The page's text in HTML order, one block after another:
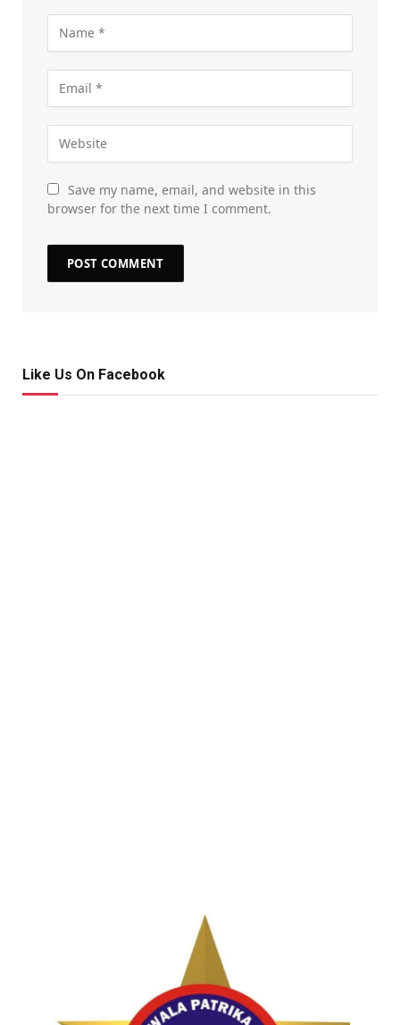
Save my name, email, and website in this
browser for the next time I comment.
Like Us On Facebook